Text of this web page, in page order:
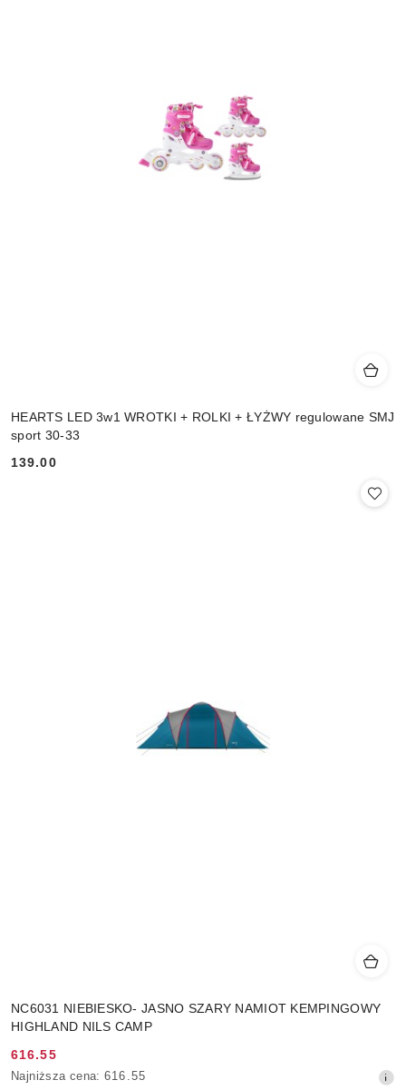
HEARTS LED 3w1 WROTKI + ROLKI + ŁYŻWY regulowane SMJ
sport 30-33
Cena:
139.00
NC6031 NIEBIESKO- JASNO SZARY NAMIOT KEMPINGOWY
HIGHLAND NILS CAMP
Cena
promocyjna:
616.55
Najniższa
Najniższa cena: 616.55